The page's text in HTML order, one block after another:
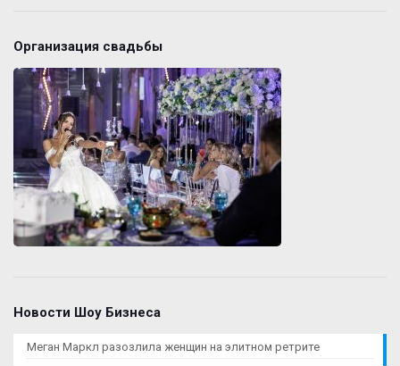
Организация свадьбы
Новости Шоу Бизнеса
Меган Маркл разозлила женщин на элитном ретрите